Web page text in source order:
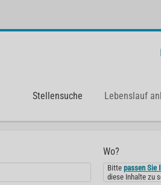
Stellensuche Lebenslauf
Wo?
Bittepassen Sie
diese Inhalte zu